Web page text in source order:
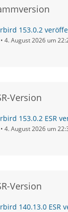
153.0.2
4. August 2026 um
Version
153.0.2 ESR
4. August 2026 um
Version
140.13.0 ESR